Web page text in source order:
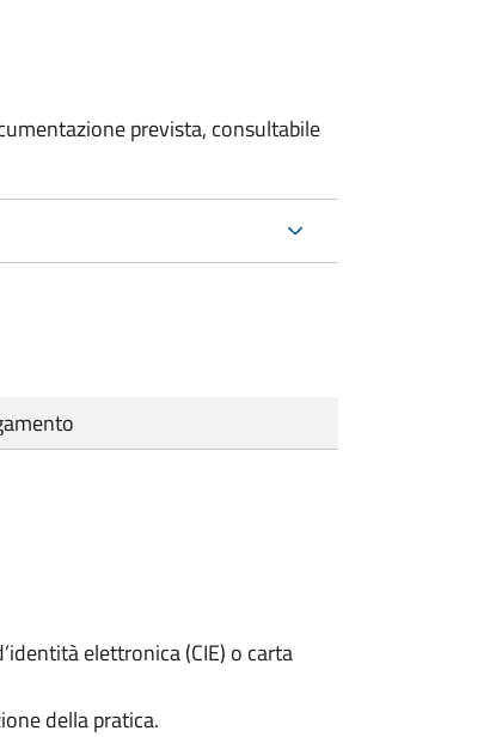
prevista, consultabile
elettronica (CIE) o carta
della pratica.